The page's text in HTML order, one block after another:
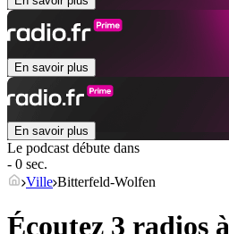
En savoir plus
En savoir plus
Le podcast débute dans
- 0 sec.
Ville Bitterfeld-Wolfen
Écoutez 3 radios à